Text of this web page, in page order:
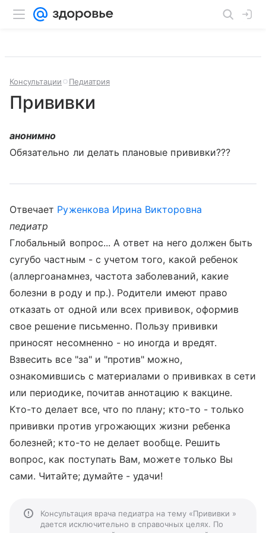
Консультации Педиатрия
Прививки
анонимно
Обязательно ли делать плановые прививки???
Отвечает Руженкова Ирина Викторовна
педиатр
Глобальный вопрос... А ответ на него должен быть
сугубо частным - с учетом того, какой ребенок
(аллергоанамнез, частота заболеваний, какие
болезни в роду и пр.). Родители имеют право
отказать от одной или всех прививок, оформив
свое решение письменно. Пользу прививки
приносят несомненно - но иногда и вредят.
Взвесить все "за" и "против" можно,
ознакомившись с материалами о прививках в сети
или периодике, почитав аннотацию к вакцине.
Кто-то делает все, что по плану; кто-то - только
прививки против угрожающих жизни ребенка
болезней; кто-то не делает вообще. Решить
вопрос, как поступать Вам, можете только Вы
сами. Читайте; думайте - удачи!
Консультация врача педиатра на тему «Прививки »
дается исключительно в справочных целях. По